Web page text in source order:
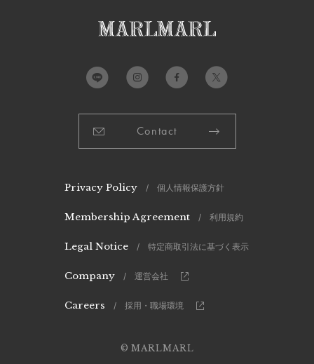
Contact
Privacy Policy / 個人情報保護方針
Membership Agreement / 利用規約
Legal Notice / 特定商取引法に基づく表示
Company / 運営会社
Careers / 採用・職場環境
© MARLMARL